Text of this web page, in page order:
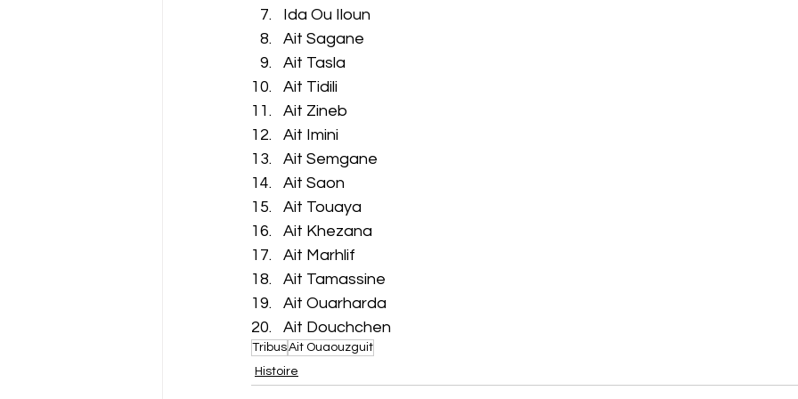
Ida Ou Iloun
Ait Sagane
Ait Tasla
Ait Tidili
Ait Zineb
Ait Imini
Ait Semgane
Ait Saon
Ait Touaya
Ait Khezana
Ait Marhlif
Ait Tamassine
Ait Ouarharda
Ait Douchchen
TribusAit Ouaouzguit
Histoire